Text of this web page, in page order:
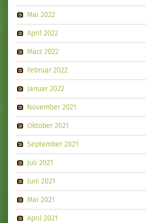
Mai 2022
April 2022
März 2022
Februar 2022
Januar 2022
November 2021
Oktober 2021
September 2021
Juli 2021
Juni 2021
Mai 2021
April 2021